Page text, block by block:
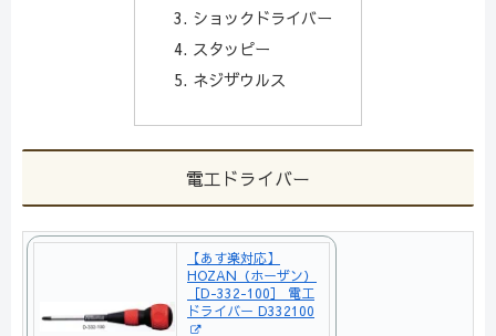
ショックドライバー
スタッピー
ネジザウルス
電工ドライバー
【あす楽対応】
HOZAN（ホーザン）
［D-332-100］ 電工
ドライバー D332100